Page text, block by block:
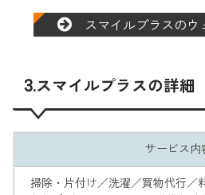
スマイルプラスのウ
3.スマイルプラスの詳細
サービス内
掃除・片付け／洗濯／買物代行／